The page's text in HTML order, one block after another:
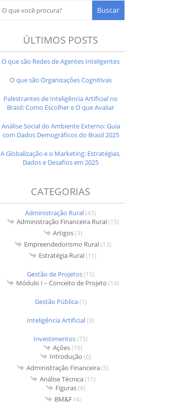
ÚLTIMOS POSTS
O que são Redes de Agentes Inteligentes
O que são Organizações Cognitivas
Palestrantes de Inteligência Artificial no
Brasil: Como Escolher e O que Avaliar
Análise Social do Ambiente Externo: Guia
com Dados Demográficos do Brasil 2025
A Globalização e o Marketing: Estratégias,
Dados e Desafios em 2025
CATEGORIAS
Administração Rural(43)
Administração Financeira Rural(15)
Artigos(3)
Empreendedorismo Rural(13)
Estratégia Rural(11)
Gestão de Projetos(15)
Módulo I – Conceito de Projeto (14)
Gestão Pública(1)
Inteligência Artificial(3)
Investimentos(75)
Ações(10)
Introdução (6)
Administração Financeira(5)
Análise Técnica(11)
Figuras(4)
BM&F(4)